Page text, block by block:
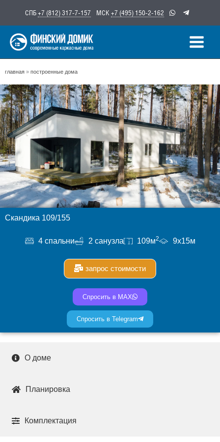
содержимому
СПБ+7 (812) 317-7-157 МСК +7 (495) 150-2-162
главная » построенные дома
Скандика 109/155
4 спальни 2 санузла 109м2 9х15м
запрос стоимости
Спросить в MAX
Спросить в Telegram
О доме
Планировка
Комплектация